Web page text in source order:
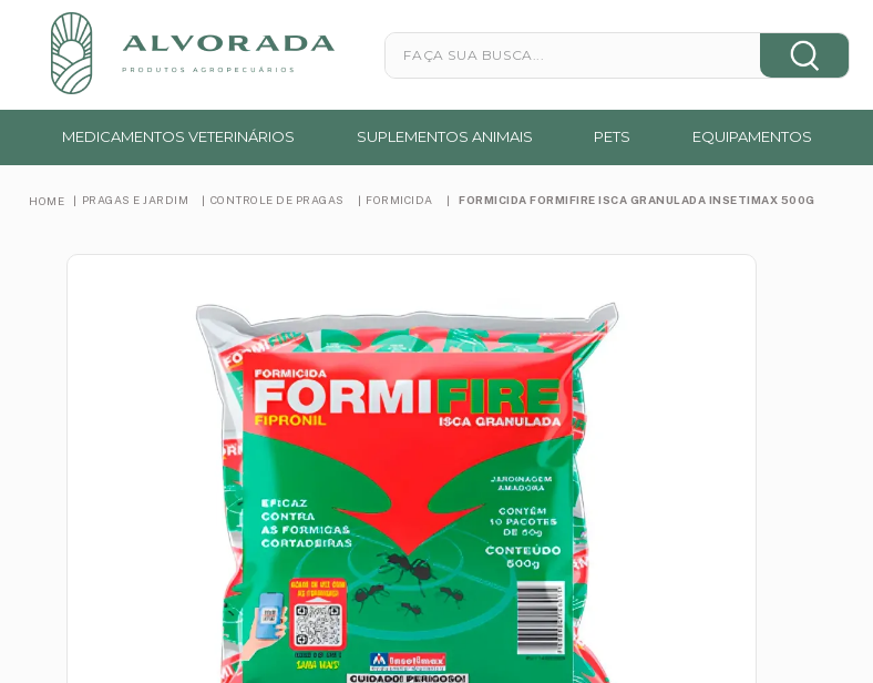
Faça sua busca...
MEDICAMENTOS VETERINÁRIOS SUPLEMENTOS ANIMAIS PETS EQUIPAMENTOS
PRAGAS E JARDIM CONTROLE DE PRAGAS FORMICIDA FORMICIDA FORMIFIRE ISCA GRANULADA INSETIMAX 500G